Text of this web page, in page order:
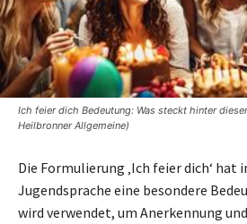
Ich feier dich Bedeutung: Was steckt hinter
Heilbronner Allgemeine)
Die Formulierung ‚Ich feier dich‘ hat
Jugendsprache eine besondere
wird verwendet, um Anerkennung